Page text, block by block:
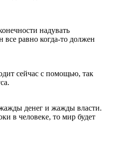
надувать
равно когда-то должен
сейчас с помощью, так
денег и жажды власти.
в человеке, то мир будет